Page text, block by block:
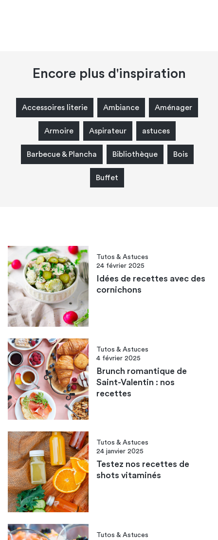
Encore plus d'inspiration
Accessoires literie Ambiance Aménager
Armoire Aspirateur astuces
Barbecue & Plancha Bibliothèque Bois
Buffet
Tutos & Astuces
24 février 2025
Idées de recettes avec des
cornichon​s
Tutos & Astuces
4 février 2025
Brunch romantique de
Saint-Valentin : nos
recettes
Tutos & Astuces
24 janvier 2025
Testez nos recettes de
shots vitaminés
Tutos & Astuces